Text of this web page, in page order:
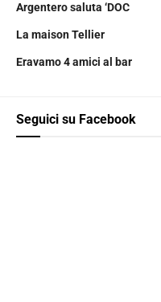
Argentero saluta ‘DOC
La maison Tellier
Eravamo 4 amici al bar
Seguici su Facebook